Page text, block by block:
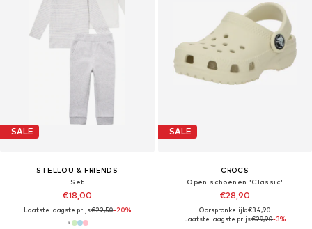
SALE
STELLOU & FRIENDS
Set
€18,00
Laatste laagste prijs:€22,50-20%
SALE
CROCS
Open schoenen 'Classic'
€28,90
Oorspronkelijk: €34,90
Laatste laagste prijs:€29,90-3%